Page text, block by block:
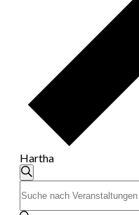
Hartha
Veranstaltungen
Suche
Suche
Schlüsselwort